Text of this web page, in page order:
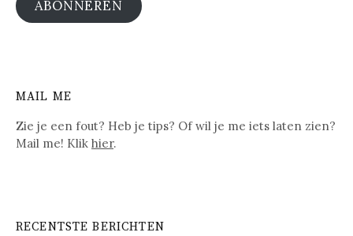
ABONNEREN
MAIL ME
Zie je een fout? Heb je tips? Of wil je me iets laten zien?
Mail me! Klik hier.
RECENTSTE BERICHTEN